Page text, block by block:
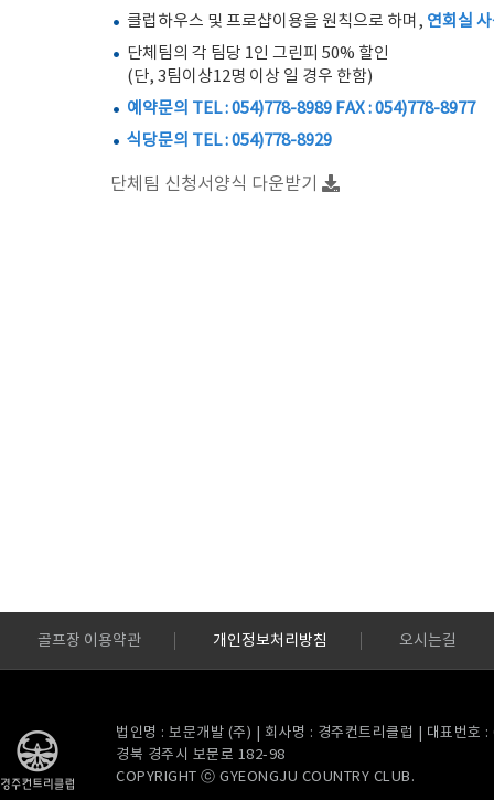
클럽하우스 및 프로샵이용을 원칙으로 하며, 연회실
단체팀의 각 팀당 1인 그린피 50% 할인
(단, 3팀이상12명 이상 일 경우 한함)
예약문의 TEL : 054)778-8989 FAX : 054)778-8977
식당문의 TEL : 054)778-8929
단체팀 신청서양식 다운받기
골프장 이용약관 개인정보처리방침 오시는길
법인명 : 보문개발 (주) | 회사명 : 경주컨트리클럽 | 대표번
경북 경주시 보문로 182-98
COPYRIGHT ⓒ GYEONGJU COUNTRY CLUB.